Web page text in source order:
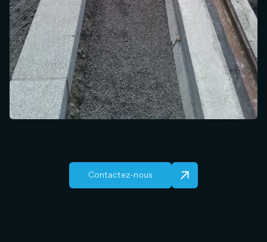
Contactez-nous